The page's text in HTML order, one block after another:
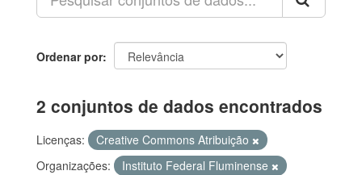
Ordenar por
2 conjuntos de dados encontrados
Licenças:
Creative Commons Atribuição
Organizações:
Instituto Federal Fluminense